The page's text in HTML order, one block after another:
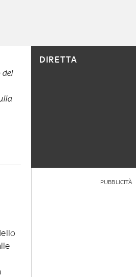
DIRETTA
PUBBLICITÀ